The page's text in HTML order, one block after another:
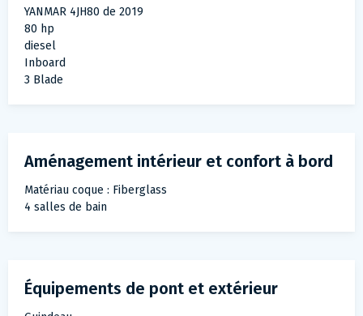
YANMAR 4JH80 de 2019
80 hp
diesel
Inboard
3 Blade
Aménagement intérieur et confort à bord
Matériau coque : Fiberglass
4 salles de bain
Équipements de pont et extérieur